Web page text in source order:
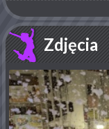
Zdjęcia